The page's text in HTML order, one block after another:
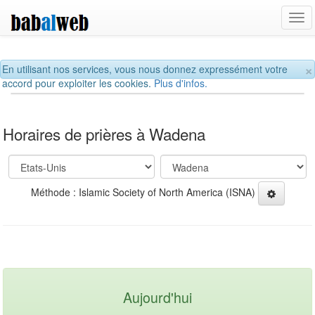
×
En utilisant nos services, vous nous donnez expressément votre
accord pour exploiter les cookies.Plus d'infos.
Horaires de prières à Wadena
Méthode : Islamic Society of North America (ISNA)
Aujourd'hui